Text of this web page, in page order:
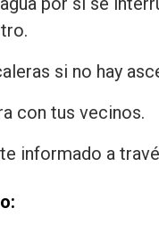
si no hay
con tus vecinos.
informado a